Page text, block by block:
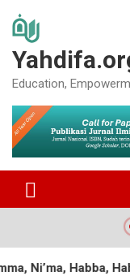
content
Education,
Habba, Habbadza